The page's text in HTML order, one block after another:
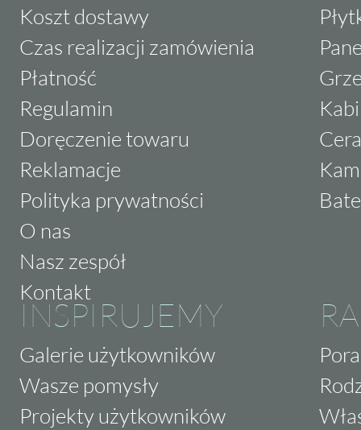
Koszt dostawy
Czas realizacji zamówienia
Płatność
Regulamin
Doręczenie towaru
Reklamacje
Polityka prywatności
O nas
Nasz zespół
Kontakt
INSPIRUJEMY
Galerie użytkowników
Wasze pomysły
Projekty użytkowników